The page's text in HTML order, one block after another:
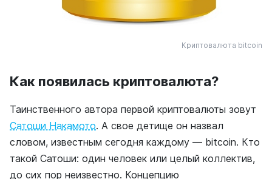
Криптовалюта bitcoin
Как появилась криптовалюта?
Таинственного автора первой криптовалюты зовут
Сатоши Накамото. А свое детище он назвал
словом, известным сегодня каждому — bitcoin. Кто
такой Сатоши: один человек или целый коллектив,
до сих пор неизвестно. Концепцию